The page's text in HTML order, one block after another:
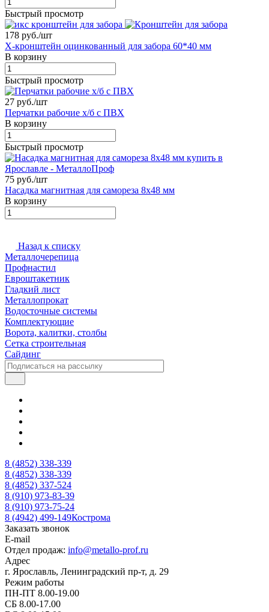
Быстрый просмотр
178 руб./шт
X-кронштейн оцинкованный для забора 60*40 мм
В корзину
Быстрый просмотр
27 руб./шт
Перчатки рабочие х/б с ПВХ
В корзину
Быстрый просмотр
75 руб./шт
Насадка магнитная для самореза 8х48 мм
В корзину
Назад к списку
Металлочерепица
Профнастил
Евроштакетник
Гладкий лист
Металлопрокат
Водосточные системы
Комплектующие
Ворота, калитки, столбы
Сетка строительная
Сайдинг
8 (4852) 338-339
8 (4852) 338-339
8 (4852) 337-524
8 (910) 973-83-39
8 (910) 973-75-24
8 (4942) 499-149Кострома
Заказать звонок
E-mail
Отдел продаж: info@metallo-prof.ru
Адрес
г. Ярославль, Ленинградский пр-т, д. 29
Режим работы
ПН-ПТ 8.00-19.00
СБ 8.00-17.00